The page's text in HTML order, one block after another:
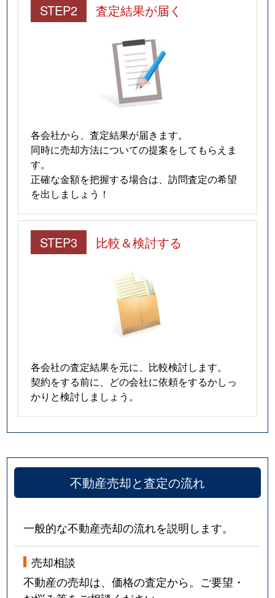
STEP2 査定結果が届く
各会社から、査定結果が届きます。
同時に売却方法についての提案をしてもらえま
す。
正確な金額を把握する場合は、訪問査定の希望
を出しましょう！
STEP3 比較＆検討する
各会社の査定結果を元に、比較検討します。
契約をする前に、どの会社に依頼をするかしっ
かりと検討しましょう。
不動産売却と査定の流れ
一般的な不動産売却の流れを説明します。
売却相談
不動産の売却は、価格の査定から。ご要望・